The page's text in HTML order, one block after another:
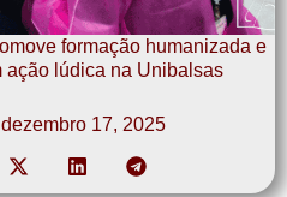
formação humanizada e
ação lúdica na Unibalsas
dezembro 17, 2025